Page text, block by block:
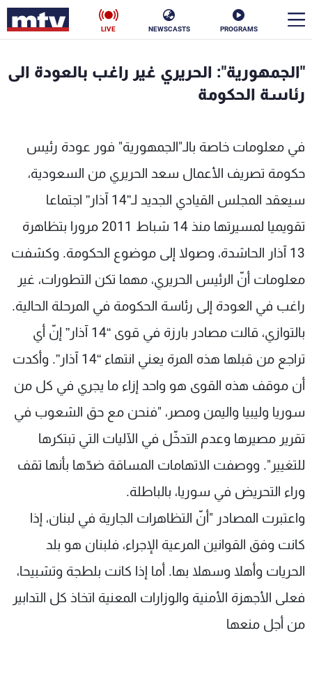
PROGRAMS
NEWSCASTS
LIVE
"الجمهورية": الحريري غير راغب بالعودة الى
رئاسة الحكومة
في معلومات خاصة بالـ"الجمهورية" فور عودة رئيس
حكومة تصريف الأعمال سعد الحريري من السعودية،
سيعقد المجلس القيادي الجديد لـ”14 آذار” اجتماعا
تقويميا لمسيرتها منذ 14 شباط 2011 مرورا بتظاهرة
13 آذار الحاشدة، وصولا إلى موضوع الحكومة. وكشفت
معلومات أنّ الرئيس الحريري، مهما تكن التطورات، غير
راغب في العودة إلى رئاسة الحكومة في المرحلة الحالية.
بالتوازي، قالت مصادر بارزة في قوى “14 آذار” إنّ أي
تراجع من قبلها هذه المرة يعني انتهاء “14 آذار”. وأكدت
أن موقف هذه القوى هو واحد إزاء ما يجري في كل من
سوريا وليبيا واليمن ومصر، "فنحن مع حق الشعوب في
تقرير مصيرها وعدم التدخّل في الآليات التي تبتكرها
للتغيير". ووصفت الاتهامات المساقة ضدّها بأنها تقف
وراء التحريض في سوريا، بالباطلة.
واعتبرت المصادر "أنّ التظاهرات الجارية في لبنان، إذا
كانت وفق القوانين المرعية الإجراء، فلبنان هو بلد
الحريات وأهلا وسهلا بها. أما إذا كانت بلطجة وتشبيحا،
فعلى الأجهزة الأمنية والوزارات المعنية اتخاذ كل التدابير
من أجل منعها
الأخبار
إقتصاد
منوعات رياضة
كأس العالم
البرامج
جدول البرامج
شاهد البرامج
الترددات
عن MTV
لاعلاناتكم
وظائف
تواصل معنا
شروط الإسـتخدام
سياسة الخصوصية